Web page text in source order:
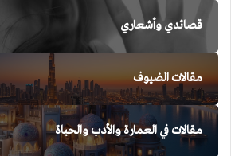
قصائدي وأشعاري
مقالات الضيوف
مقالات في العمارة والأدب والحياة